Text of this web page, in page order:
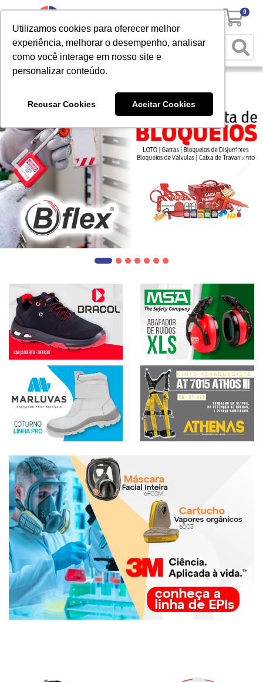
Utilizamos cookies para oferecer melhor
experiência, melhorar o desempenho, analisar
como você interage em nosso site e
personalizar conteúdo.
Recusar Cookies Aceitar Cookies
0